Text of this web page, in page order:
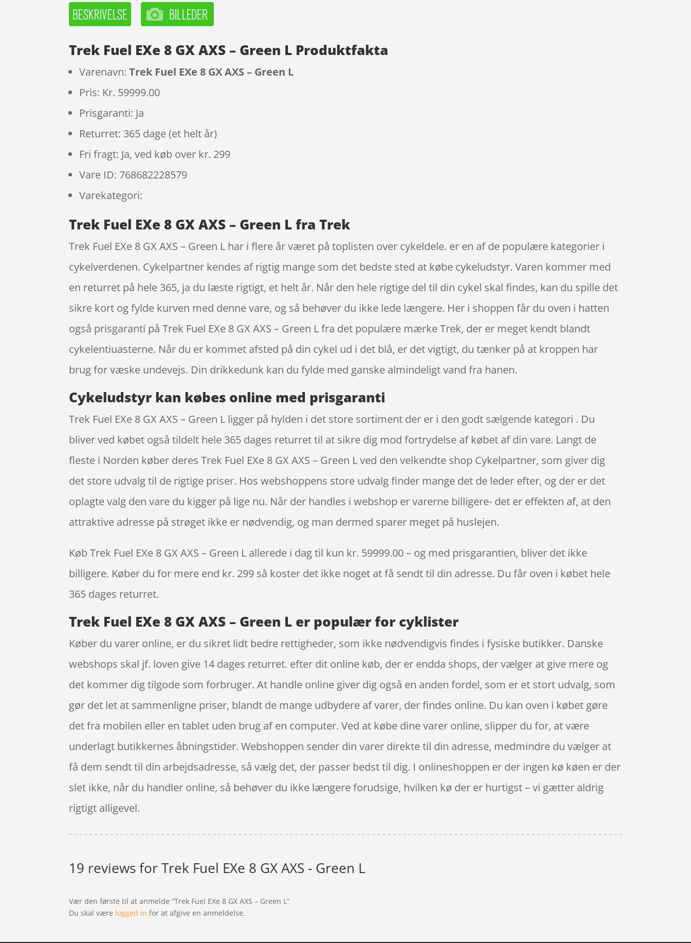
Trek Fuel EXe 8 GX AXS – Green L Produktfakta
Varenavn:Trek Fuel EXe 8 GX AXS – Green L
Pris: Kr. 59999.00
Prisgaranti: Ja
Returret: 365 dage (et helt år)
Fri fragt: Ja, ved køb over kr. 299
Vare ID: 768682228579
Varekategori:
Trek Fuel EXe 8 GX AXS – Green L fra Trek
Trek Fuel EXe 8 GX AXS – Green L har i flere år været på toplisten over cykeldele. er en af de populære kategorier i
cykelverdenen. Cykelpartner kendes af rigtig mange som det bedste sted at købe cykeludstyr. Varen kommer med
en returret på hele 365, ja du læste rigtigt, et helt år. Når den hele rigtige del til din cykel skal findes, kan du spille det
sikre kort og fylde kurven med denne vare, og så behøver du ikke lede længere. Her i shoppen får du oven i hatten
også prisgaranti på Trek Fuel EXe 8 GX AXS – Green L fra det populære mærke Trek, der er meget kendt blandt
cykelentiuasterne. Når du er kommet afsted på din cykel ud i det blå, er det vigtigt, du tænker på at kroppen har
brug for væske undevejs. Din drikkedunk kan du fylde med ganske almindeligt vand fra hanen.
Cykeludstyr kan købes online med prisgaranti
Trek Fuel EXe 8 GX AXS – Green L ligger på hylden i det store sortiment der er i den godt sælgende kategori . Du
bliver ved købet også tildelt hele 365 dages returret til at sikre dig mod fortrydelse af købet af din vare. Langt de
fleste i Norden køber deres Trek Fuel EXe 8 GX AXS – Green L ved den velkendte shop Cykelpartner, som giver dig
det store udvalg til de rigtige priser. Hos webshoppens store udvalg finder mange det de leder efter, og der er det
oplagte valg den vare du kigger på lige nu. Når der handles i webshop er varerne billigere- det er effekten af, at den
attraktive adresse på strøget ikke er nødvendig, og man dermed sparer meget på huslejen.
Køb Trek Fuel EXe 8 GX AXS – Green L allerede i dag til kun kr. 59999.00 – og med prisgarantien, bliver det ikke
billigere. Køber du for mere end kr. 299 så koster det ikke noget at få sendt til din adresse. Du får oven i købet hele
365 dages returret.
Trek Fuel EXe 8 GX AXS – Green L er populær for cyklister
Køber du varer online, er du sikret lidt bedre rettigheder, som ikke nødvendigvis findes i fysiske butikker. Danske
webshops skal jf. loven give 14 dages returret. efter dit online køb, der er endda shops, der vælger at give mere og
det kommer dig tilgode som forbruger. At handle online giver dig også en anden fordel, som er et stort udvalg, som
gør det let at sammenligne priser, blandt de mange udbydere af varer, der findes online. Du kan oven i købet gøre
det fra mobilen eller en tablet uden brug af en computer. Ved at købe dine varer online, slipper du for, at være
underlagt butikkernes åbningstider. Webshoppen sender din varer direkte til din adresse, medmindre du vælger at
få dem sendt til din arbejdsadresse, så vælg det, der passer bedst til dig. I onlineshoppen er der ingen kø køen er der
slet ikke, når du handler online, så behøver du ikke længere forudsige, hvilken kø der er hurtigst – vi gætter aldrig
rigtigt alligevel.
19 reviews forTrek Fuel EXe 8 GX AXS - Green L
Vær den første til at anmelde “Trek Fuel EXe 8 GX AXS – Green L”
Du skal være logged in for at afgive en anmeldelse.